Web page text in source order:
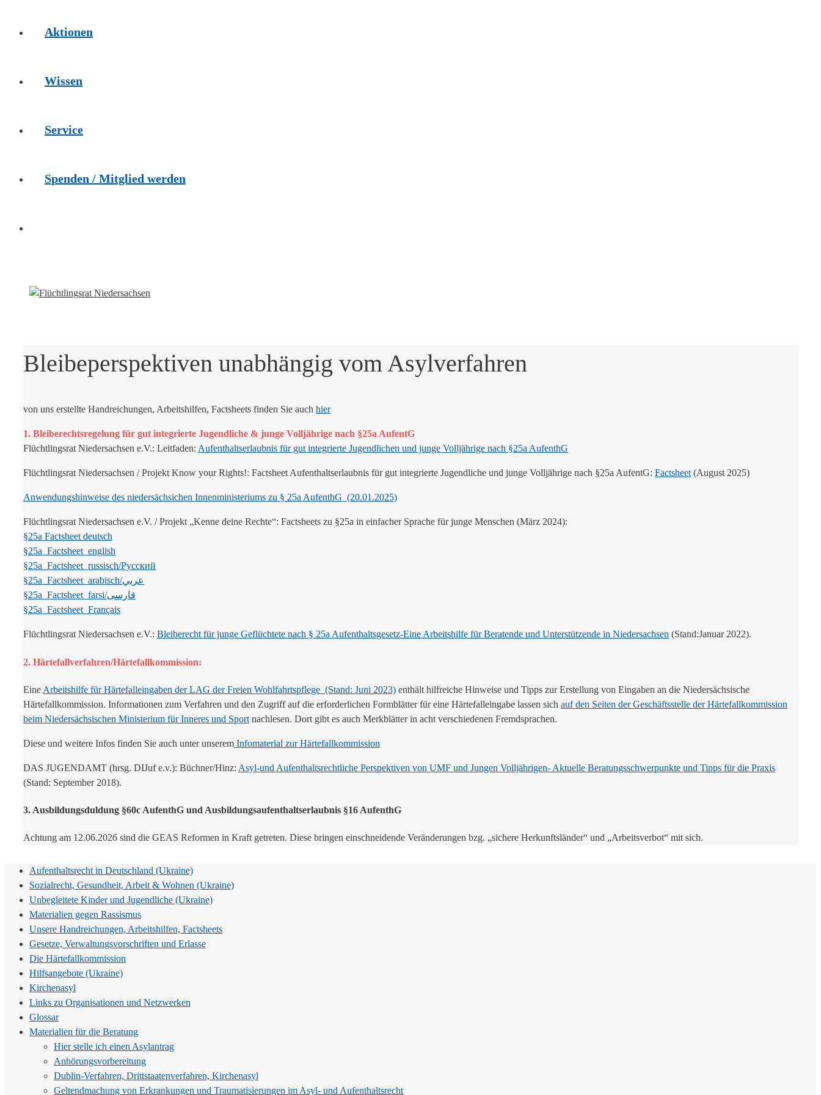
Aktionen
Wissen
Service
Spenden / Mitglied werden
Bleibeperspektiven unabhängig vom Asylverfahren
von uns erstellte Handreichungen, Arbeitshilfen, Factsheets finden Sie auch hier
1. Bleiberechtsregelung für gut integrierte Jugendliche & junge Volljährige nach §25a AufentG
Flüchtlingsrat Niedersachsen e.V.: Leitfaden: Aufenthaltserlaubnis für gut integrierte Jugendlichen und junge Volljährige nach §25a AufenthG
Flüchtlingsrat Niedersachsen / Projekt Know your Rights!: Factsheet Aufenthaltserlaubnis für gut integrierte Jugendliche und junge Volljährige nach §25a AufentG: Factsheet (August 2025)
Anwendungshinweise des niedersächsichen Innenministeriums zu § 25a AufenthG (20.01.2025)
Flüchtlingsrat Niedersachsen e.V. / Projekt „Kenne deine Rechte“: Factsheets zu §25a in einfacher Sprache für junge Menschen (März 2024):
§25a Factsheet deutsch
§25a_Factsheet_english
§25a_Factsheet_russisch/Русский
§25a_Factsheet_arabisch/عربي
§25a_Factsheet_farsi/فارسی
§25a_Factsheet_Français
Flüchtlingsrat Niedersachsen e.V.: Bleiberecht für junge Geflüchtete nach § 25a Aufenthaltsgesetz-Eine Arbeitshilfe für Beratende und Unterstützende in Niedersachsen (Stand:Januar 2022).
2. Härtefallverfahren/Härtefallkommission:
Eine Arbeitshilfe für Härtefalleingaben der LAG der Freien Wohlfahrtspflege (Stand: Juni 2023) enthält hilfreiche Hinweise und Tipps zur Erstellung von Eingaben an die Niedersächsische
Härtefallkommission. Informationen zum Verfahren und den Zugriff auf die erforderlichen Formblätter für eine Härtefalleingabe lassen sich auf den Seiten der Geschäftsstelle der Härtefallkommission
beim Niedersächsischen Ministerium für Inneres und Sport nachlesen. Dort gibt es auch Merkblätter in acht verschiedenen Fremdsprachen.
Diese und weitere Infos finden Sie auch unter unserem Infomaterial zur Härtefallkommission
DAS JUGENDAMT (hrsg. DIJuf e.v.): Büchner/Hinz: Asyl-und Aufenthaltsrechtliche Perspektiven von UMF und Jungen Volljährigen- Aktuelle Beratungsschwerpunkte und Tipps für die Praxis
(Stand: September 2018).
3. Ausbildungsduldung §60c AufenthG und Ausbildungsaufenthaltserlaubnis §16 AufenthG
Achtung am 12.06.2026 sind die GEAS Reformen in Kraft getreten. Diese bringen einschneidende Veränderungen bzg. „sichere Herkunftsländer“ und „Arbeitsverbot“ mit sich.
Aufenthaltsrecht in Deutschland (Ukraine)
Sozialrecht, Gesundheit, Arbeit & Wohnen (Ukraine)
Unbegleitete Kinder und Jugendliche (Ukraine)
Materialien gegen Rassismus
Unsere Handreichungen, Arbeitshilfen, Factsheets
Gesetze, Verwaltungsvorschriften und Erlasse
Die Härtefallkommission
Hilfsangebote (Ukraine)
Kirchenasyl
Links zu Organisationen und Netzwerken
Glossar
Materialien für die Beratung
Hier stelle ich einen Asylantrag
Anhörungsvorbereitung
Dublin-Verfahren, Drittstaatenverfahren, Kirchenasyl
Geltendmachung von Erkrankungen und Traumatisierungen im Asyl- und Aufenthaltsrecht